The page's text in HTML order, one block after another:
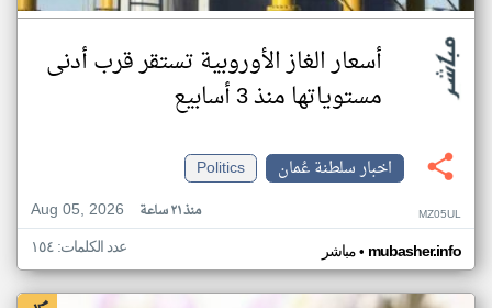
أسعار الغاز الأوروبية تستقر قرب أدنى
مستوياتها منذ 3 أسابيع
اخبار سلطنة عُمان
Politics
Aug 05, 2026
منذ ٢١ ساعة MZ05UL
مباشر• mubasher.info عدد الكلمات: ١٥٤